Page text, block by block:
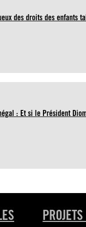
des droits des enfants
: Et si le Président